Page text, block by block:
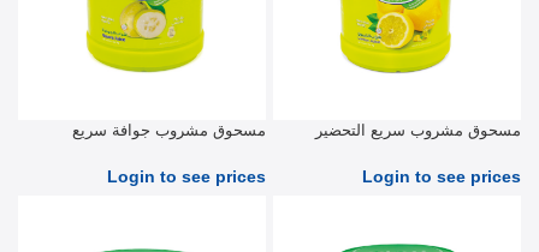
مسحوق مشروب سريع التحضير
Login to see prices
مسحوق مشروب جوافة سريع
Login to see prices